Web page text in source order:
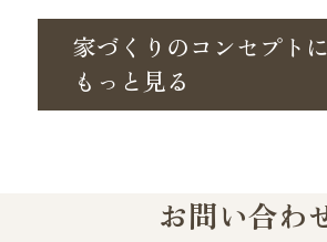
家づくりのコンセプト
もっと見る
お問い合わ